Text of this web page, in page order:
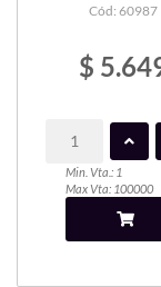
Cód: 60987
$
Min. Vta.: 1
Max Vta: 100000